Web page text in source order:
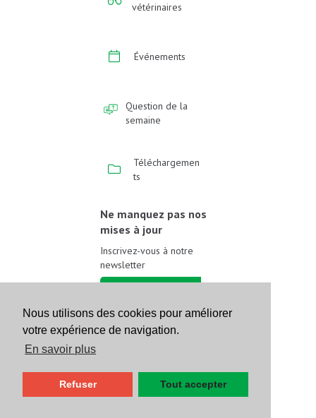
Nous utilisons des cookies pour améliorer
votre expérience de navigation.
En savoir plus
Refuser Tout accepter
vétérinaires
Événements
Question de la
semaine
Téléchargemen
ts
Ne manquez pas nos
mises à jour
Inscrivez-vous à notre
newsletter
Suivez-nous sur les